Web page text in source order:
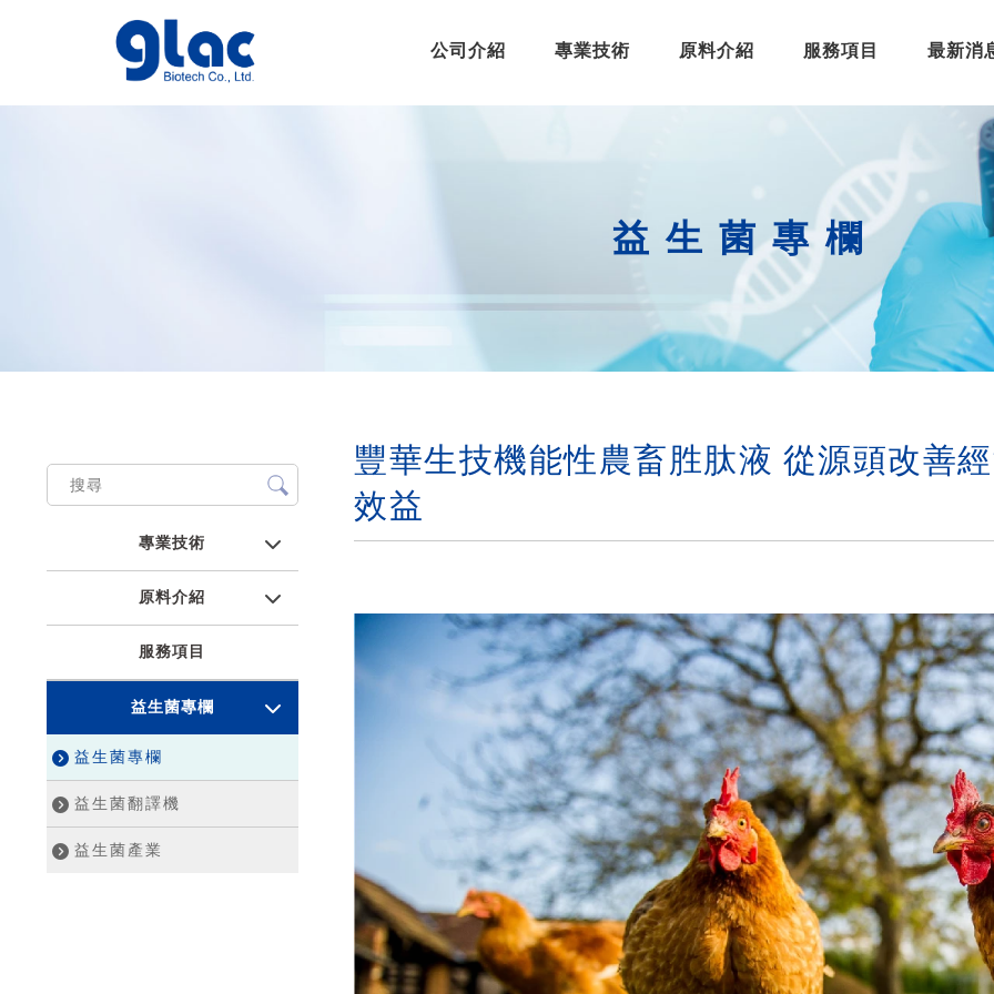
公司介紹 專業技術 原料介紹 服務項目 最新消
益生菌專欄
專業技術
原料介紹
服務項目
益生菌專欄
益生菌專欄
益生菌翻譯機
益生菌產業
豐華生技機能性農畜胜肽液 從源頭改善
效益